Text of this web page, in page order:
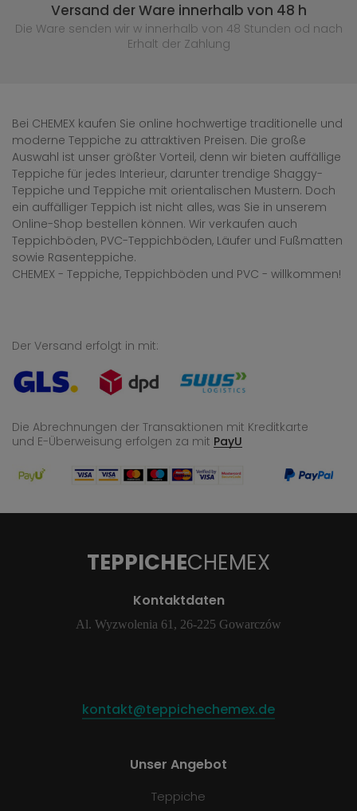
Versand der Ware innerhalb von 48 h
Die Ware senden wir w innerhalb von 48 Stunden od nach
Erhalt der Zahlung
Bei CHEMEX kaufen Sie online hochwertige traditionelle und
moderne Teppiche zu attraktiven Preisen. Die große
Auswahl ist unser größter Vorteil, denn wir bieten auffällige
Teppiche für jedes Interieur, darunter trendige Shaggy-
Teppiche und Teppiche mit orientalischen Mustern. Doch
ein auffälliger Teppich ist nicht alles, was Sie in unserem
Online-Shop bestellen können. Wir verkaufen auch
Teppichböden, PVC-Teppichböden, Läufer und Fußmatten
sowie Rasenteppiche.
CHEMEX - Teppiche, Teppichböden und PVC - willkommen!
Der Versand erfolgt in mit:
Die Abrechnungen der Transaktionen mit Kreditkarte
und E-Überweisung erfolgen za mit PayU
TEPPICHECHEMEX
Kontaktdaten
Al. Wyzwolenia 61, 26-225 Gowarczów
kontakt@teppichechemex.de
Unser Angebot
Teppiche